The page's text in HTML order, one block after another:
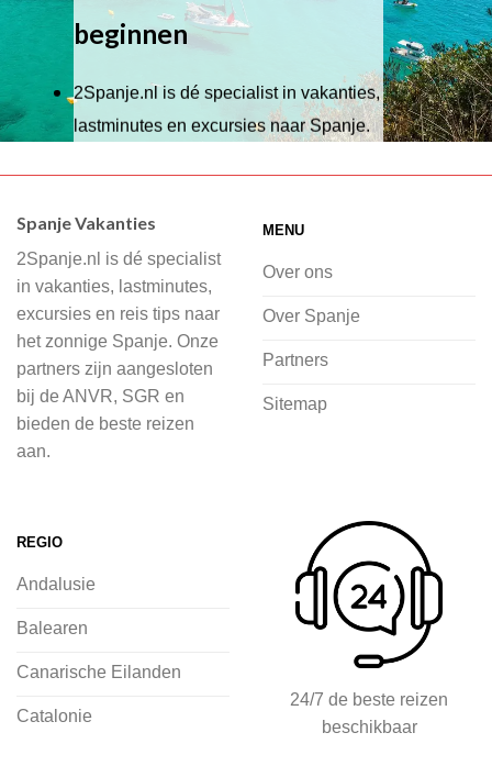
beginnen
2Spanje.nl is dé specialist in vakanties,
lastminutes en excursies naar Spanje.
Wij hebben een breed scala aan
of je nu wilt relaxen op het strand,
cultuur wilt ontdekken of avontuur zoekt
in de natuur.
Bij 2Spanje.nl begint de voorpret al
voordat je het vliegtuig instapt, door
inspiratie op te doen over dit zonnige
vliegvakantie zoeken en boeken bij
2Spanje.nl, met een team dat altijd
klaarstaat om eventuele vragen te
beantwoorden en ervoor te zorgen dat
jij met een gerust hart op vakantie kunt
Spanje Vakanties
2Spanje.nl is dé specialist
in vakanties, lastminutes,
excursies en reis tips naar
het zonnige Spanje. Onze
partners zijn aangesloten
bij de ANVR, SGR en
bieden de beste reizen
aan.
MENU
Over ons
Over Spanje
Partners
Sitemap
REGIO
Andalusie
Balearen
Canarische Eilanden
Catalonie
24/7 de beste reizen
beschikbaar